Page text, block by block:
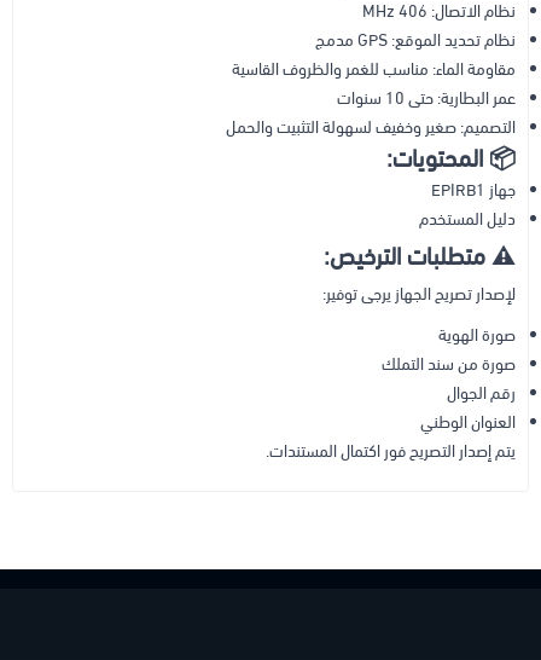
نظام الاتصال: 406 MHz
نظام تحديد الموقع: GPS مدمج
مقاومة الماء: مناسب للغمر والظروف القاسية
عمر البطارية: حتى 10 سنوات
التصميم: صغير وخفيف لسهولة التثبيت والحمل
📦 المحتويات:
جهاز EPIRB1
دليل المستخدم
⚠️ متطلبات الترخيص:
لإصدار تصريح الجهاز يرجى توفير:
صورة الهوية
صورة من سند التملك
رقم الجوال
العنوان الوطني
يتم إصدار التصريح فور اكتمال المستندات.